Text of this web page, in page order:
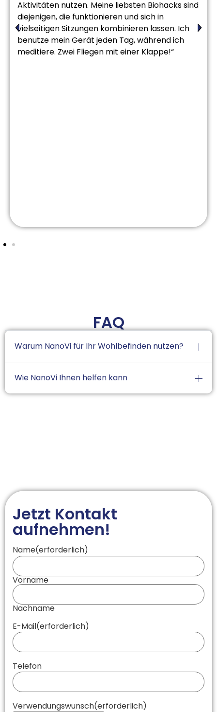
Aktivitäten nutzen. Meine liebsten Biohacks sind
diejenigen, die funktionieren und sich in
vielseitigen Sitzungen kombinieren lassen. Ich
benutze mein Gerät jeden Tag, während ich
meditiere. Zwei Fliegen mit einer Klappe!“
FAQ
Warum NanoVi für Ihr Wohlbefinden nutzen?
Wie NanoVi Ihnen helfen kann
Jetzt Kontakt
aufnehmen!
Name(erforderlich)
Vorname
Nachname
E-Mail(erforderlich)
Telefon
Verwendungswunsch(erforderlich)